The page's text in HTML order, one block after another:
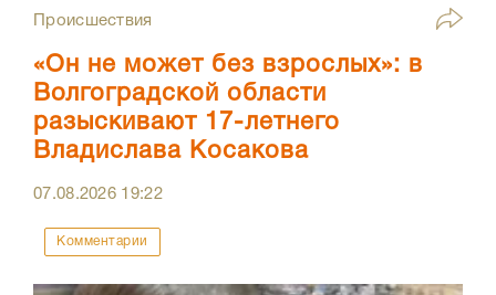
Происшествия
«Он не может без взрослых»: в
Волгоградской области
разыскивают 17-летнего
Владислава Косакова
07.08.2026 19:22
Комментарии